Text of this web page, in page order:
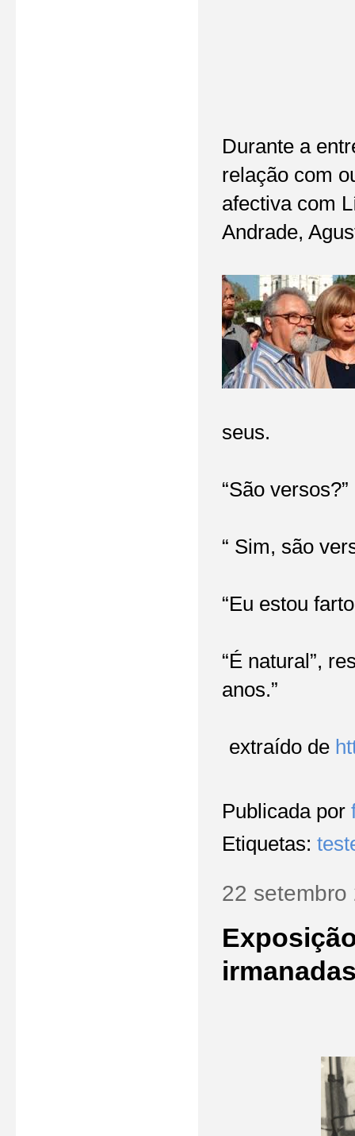
Durante a
relação com
afectiva com
Andrade,
seus.
“São
“ Sim, são
“Eu estou
“É natural”,
anos.”
extraído de
Publicada por
Etiquetas:
22 setembro